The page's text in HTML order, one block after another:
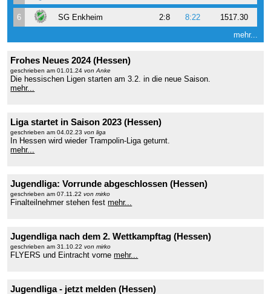
6 SG Enkheim 2:8 8:22
1517.30
mehr...
Frohes Neues 2024 (Hessen)
geschrieben am 01.01.24von Anke
Die hessischen Ligen starten am 3.2. in die neue Saison.
mehr...
Liga startet in Saison 2023 (Hessen)
geschrieben am 04.02.23von liga
In Hessen wird wieder Trampolin-Liga geturnt.
mehr...
Jugendliga: Vorrunde abgeschlossen (Hessen)
geschrieben am 07.11.22von mirko
Finalteilnehmer stehen festmehr...
Jugendliga nach dem 2. Wettkampftag (Hessen)
geschrieben am 31.10.22von mirko
FLYERS und Eintracht vornemehr...
Jugendliga - jetzt melden (Hessen)